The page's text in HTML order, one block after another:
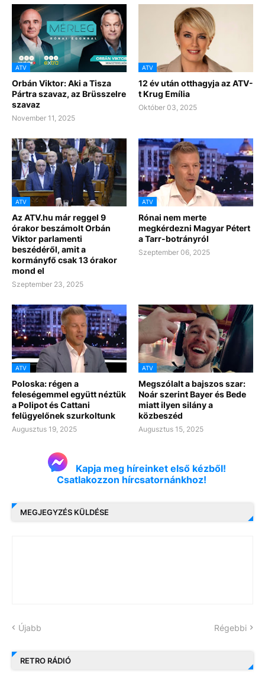
ATV
Orbán Viktor: Aki a Tisza
Pártra szavaz, az Brüsszelre
szavaz
November 11, 2025
ATV
12 év után otthagyja az ATV-
t Krug Emília
Október 03, 2025
ATV
Az ATV.hu már reggel 9
órakor beszámolt Orbán
Viktor parlamenti
beszédéről, amit a
kormányfő csak 13 órakor
mond el
Szeptember 23, 2025
ATV
Rónai nem merte
megkérdezni Magyar Pétert
a Tarr-botrányról
Szeptember 06, 2025
ATV
Poloska: régen a
feleségemmel együtt néztük
a Polipot és Cattani
felügyelőnek szurkoltunk
Augusztus 19, 2025
ATV
Megszólalt a bajszos szar:
Noár szerint Bayer és Bede
miatt ilyen silány a
közbeszéd
Augusztus 15, 2025
Kapja meg híreinket első kézből!
Csatlakozzon hírcsatornánkhoz!
MEGJEGYZÉS KÜLDÉSE
Újabb Régebbi
RETRO RÁDIÓ